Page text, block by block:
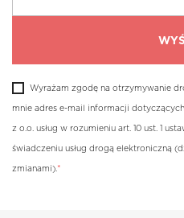
Wyrażam zgodę na otrzymywanie
mnie adres e-mail informacji
z o.o. usług w rozumieniu art. 10 ust. 1
świadczeniu usług drogą elektroniczną
zmianami).*